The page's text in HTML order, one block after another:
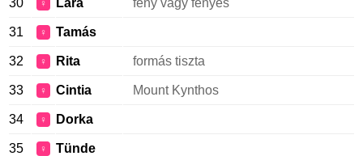
30 ♀ Lara fény vagy fényes
31 ♀ Tamás
32 ♀ Rita formás tiszta
33 ♀ Cintia Mount Kynthos
34 ♀ Dorka
35 ♀ Tünde